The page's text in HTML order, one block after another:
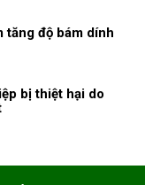
tăng độ bám dính
bị thiệt hại do